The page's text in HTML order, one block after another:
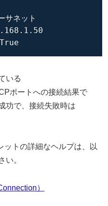
ネット
いる
ポートへの接続結果で
功で、接続失敗時は
ットの詳細なヘルプは、以
い。
）